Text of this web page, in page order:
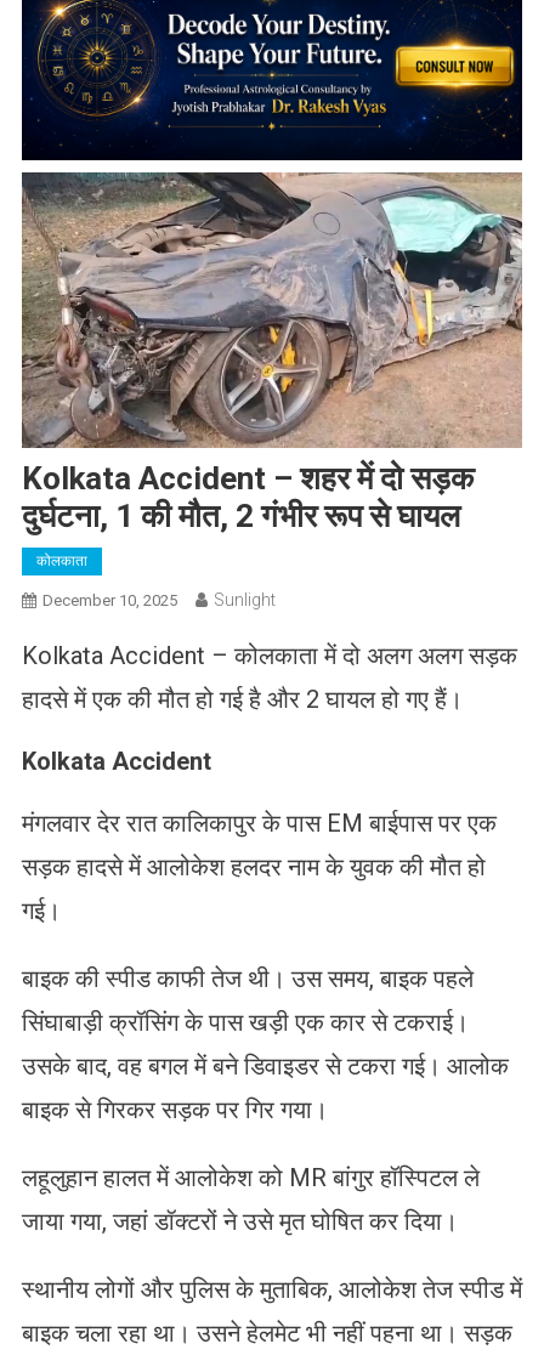
Kolkata Accident – शहर में दो सड़क
दुर्घटना, 1 की मौत, 2 गंभीर रूप से घायल
कोलकाता
December 10, 2025 Sunlight
Kolkata Accident – कोलकाता में दो अलग अलग सड़क
हादसे में एक की मौत हो गई है और 2 घायल हो गए हैं।
Kolkata Accident
मंगलवार देर रात कालिकापुर के पास EM बाईपास पर एक
सड़क हादसे में आलोकेश हलदर नाम के युवक की मौत हो
गई।
बाइक की स्पीड काफी तेज थी। उस समय, बाइक पहले
सिंघाबाड़ी क्रॉसिंग के पास खड़ी एक कार से टकराई।
उसके बाद, वह बगल में बने डिवाइडर से टकरा गई। आलोक
बाइक से गिरकर सड़क पर गिर गया।
लहूलुहान हालत में आलोकेश को MR बांगुर हॉस्पिटल ले
जाया गया, जहां डॉक्टरों ने उसे मृत घोषित कर दिया।
स्थानीय लोगों और पुलिस के मुताबिक, आलोकेश तेज स्पीड में
बाइक चला रहा था। उसने हेलमेट भी नहीं पहना था। सड़क